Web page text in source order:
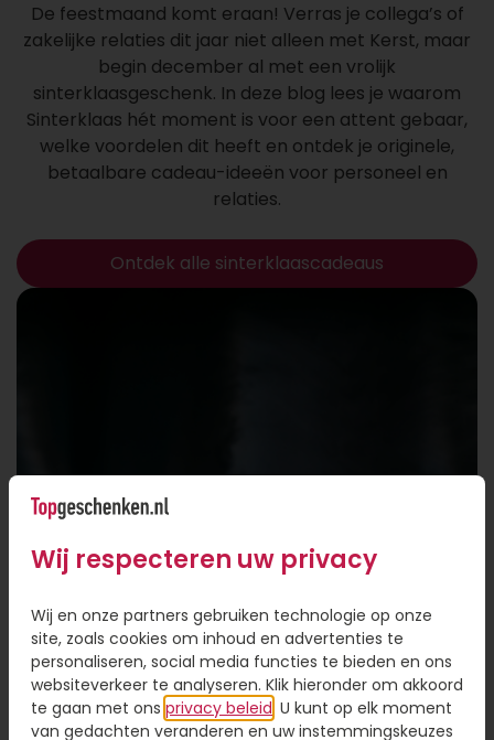
De feestmaand komt eraan! Verras je collega’s of
zakelijke relaties dit jaar niet alleen met Kerst, maar
begin december al met een vrolijk
sinterklaasgeschenk. In deze blog lees je waarom
Sinterklaas hét moment is voor een attent gebaar,
welke voordelen dit heeft en ontdek je originele,
betaalbare cadeau-ideeën voor personeel en
relaties.
Ontdek alle sinterklaascadeaus
Wij respecteren uw privacy
Wij en onze partners gebruiken technologie op onze
site, zoals cookies om inhoud en advertenties te
personaliseren, social media functies te bieden en ons
websiteverkeer te analyseren. Klik hieronder om akkoord
te gaan met ons privacy beleid . U kunt op elk moment
van gedachten veranderen en uw instemmingskeuzes